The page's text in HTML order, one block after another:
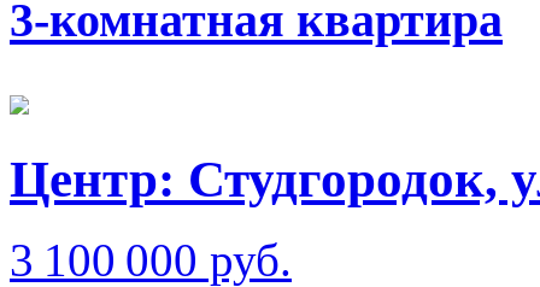
3-комнатная квартира
Центр: Студгородок,
3 100 000 руб.